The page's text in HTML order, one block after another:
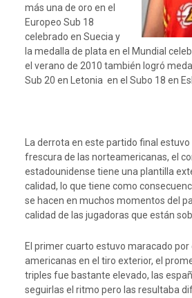
más una de oro en el
Europeo Sub 18
celebrado en Suecia y
la medalla de plata en el Mundial
el verano de 2010 también logró
Sub 20 en Letonia en el Subo 18 en
La derrota en este partido final
frescura de las norteamericanas, el
estadounidense tiene una plantilla
calidad, lo que tiene como
se hacen en muchos momentos del
calidad de las jugadoras que están
El primer cuarto estuvo maracado por
americanas en el tiro exterior, el
triples fue bastante elevado, las
seguirlas el ritmo pero las resultaba